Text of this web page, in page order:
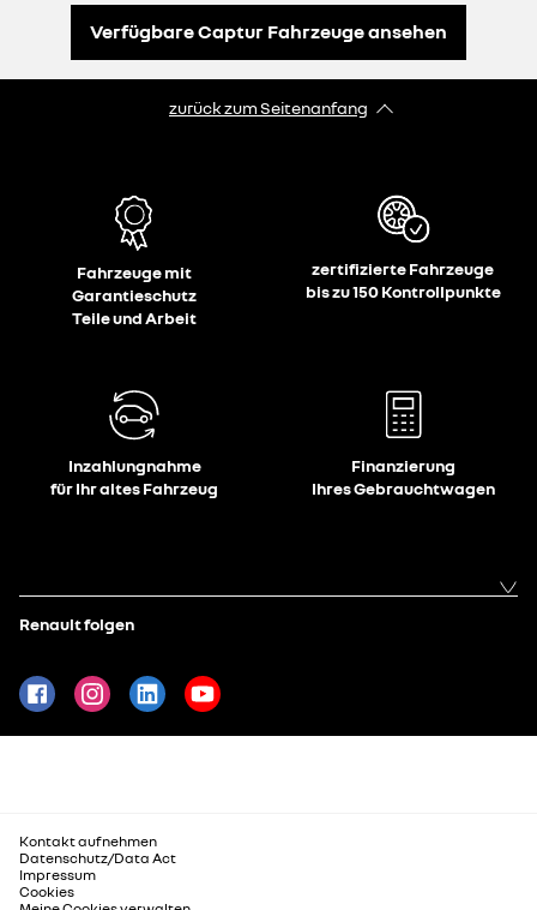
Verfügbare Captur Fahrzeuge ansehen
zurück zum Seitenanfang
Fahrzeuge mit
Garantieschutz
Teile und Arbeit
zertifizierte Fahrzeuge
bis zu 150 Kontrollpunkte
Inzahlungnahme
für Ihr altes Fahrzeug
Finanzierung
Ihres Gebrauchtwagen
Renault folgen
Kontakt aufnehmen
Datenschutz/Data Act
Impressum
Cookies